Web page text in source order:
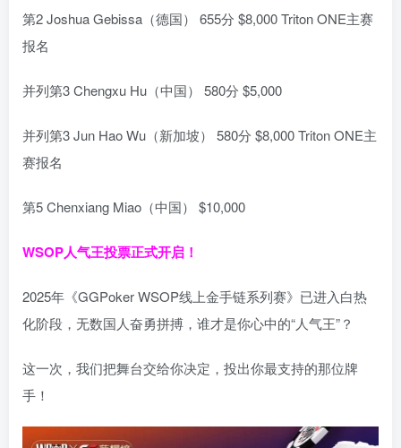
第2 Joshua Gebissa（德国） 655分 $8,000 Triton ONE主赛
报名
并列第3 Chengxu Hu（中国） 580分 $5,000
并列第3 Jun Hao Wu（新加坡） 580分 $8,000 Triton ONE主
赛报名
第5 Chenxiang Miao（中国） $10,000
WSOP人气王投票正式开启！
2025年《GGPoker WSOP线上金手链系列赛》已进入白热
化阶段，无数国人奋勇拼搏，谁才是你心中的“人气王”？
这一次，我们把舞台交给你决定，投出你最支持的那位牌
手！